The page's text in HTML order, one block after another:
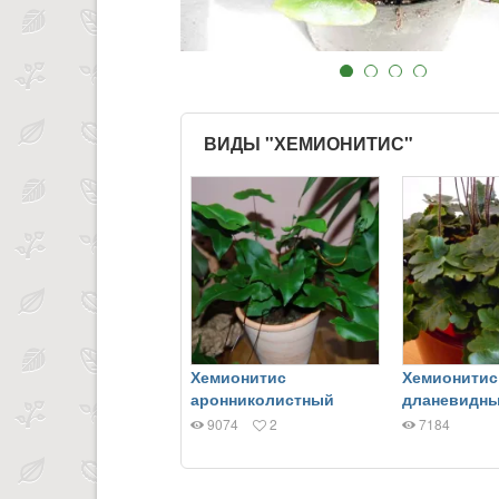
ВИДЫ "ХЕМИОНИТИС"
Хемионитис
аронниколистный
9074 2
Хемионитис
7184